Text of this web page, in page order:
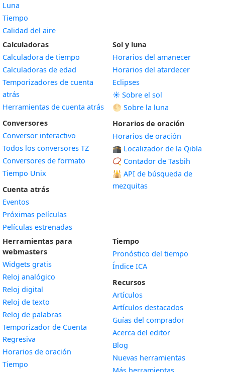
Luna
Tiempo
Calidad del aire
Calculadoras
Calculadora de tiempo
Calculadoras de edad
Temporizadores de cuenta
atrás
Herramientas de cuenta atrás
Conversores
Conversor interactivo
Todos los conversores TZ
Conversores de formato
Tiempo Unix
Cuenta atrás
Eventos
Próximas películas
Películas estrenadas
Sol y luna
Horarios del amanecer
Horarios del atardecer
Eclipses
☀️ Sobre el sol
🌕 Sobre la luna
Horarios de oración
Horarios de oración
🕋 Localizador de la Qibla
📿 Contador de Tasbih
🕌 API de búsqueda de
mezquitas
Herramientas para
webmasters
Widgets gratis
Reloj analógico
Reloj digital
Reloj de texto
Reloj de palabras
Temporizador de Cuenta
Regresiva
Horarios de oración
Tiempo
Tiempo
Pronóstico del tiempo
Índice ICA
Recursos
Artículos
Artículos destacados
Guías del comprador
Acerca del editor
Blog
Nuevas herramientas